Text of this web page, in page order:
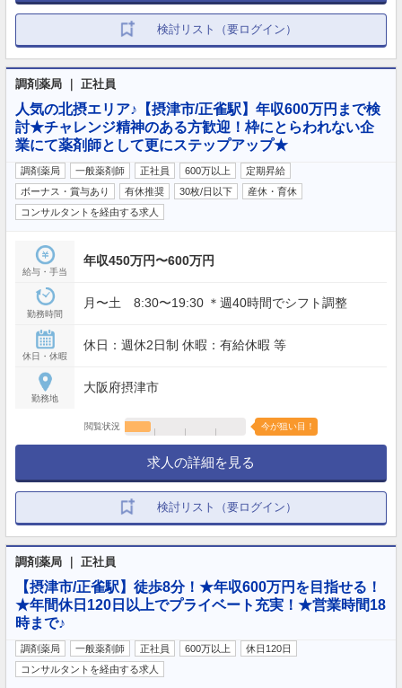
検討リスト（要ログイン）
調剤薬局 ｜ 正社員
人気の北摂エリア♪【摂津市/正雀駅】年収600万円まで検
討★チャレンジ精神のある方歓迎！枠にとらわれない企
業にて薬剤師として更にステップアップ★
調剤薬局 一般薬剤師 正社員 600万以上
定期昇給
ボーナス・賞与あり
有休推奨 30枚/日以下
産休・育休
コンサルタントを経由する求人
給与・手当
年収450万円〜600万円
勤務時間
月〜土 8:30〜19:30 ＊週40時間でシフト調整
休日・休暇
休日：週休2日制 休暇：有給休暇 等
勤務地
大阪府摂津市
閲覧状況 今が狙い目！
求人の詳細を見る
検討リスト（要ログイン）
調剤薬局 ｜ 正社員
【摂津市/正雀駅】徒歩8分！★年収600万円を目指せる！
★年間休日120日以上でプライベート充実！★営業時間18
時まで♪
調剤薬局 一般薬剤師 正社員 600万以上
休日120日
コンサルタントを経由する求人